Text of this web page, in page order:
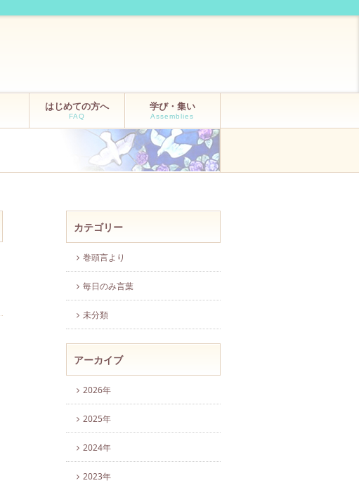
はじめての方へ
FAQ
学び・集い
Assemblies
カテゴリー
巻頭言より
毎日のみ言葉
未分類
アーカイブ
2026年
2025年
2024年
2023年